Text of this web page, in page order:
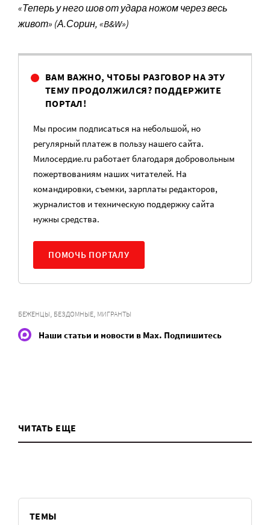
«Теперь у него шов от удара ножом через весь
живот» (А.Сорин, «B&W»)
ВАМ ВАЖНО, ЧТОБЫ РАЗГОВОР НА ЭТУ
ТЕМУ ПРОДОЛЖИЛСЯ? ПОДДЕРЖИТЕ
ПОРТАЛ!
Мы просим подписаться на небольшой, но
регулярный платеж в пользу нашего сайта.
Милосердие.ru работает благодаря добровольным
пожертвованиям наших читателей. На
командировки, съемки, зарплаты редакторов,
журналистов и техническую поддержку сайта
нужны средства.
ПОМОЧЬ ПОРТАЛУ
БЕЖЕНЦЫ, БЕЗДОМНЫЕ, МИГРАНТЫ
Наши статьи и новости в Max. Подпишитесь
ЧИТАТЬ ЕЩЕ
ТЕМЫ